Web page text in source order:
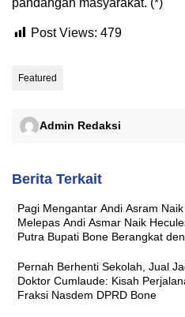
pandangan masyarakat. (*)
Post Views: 479
Featured
Admin Redaksi
Berita Terkait
Pagi Mengantar Andi Asram
Melepas Andi Asmar Naik
Putra Bupati Bone Berangkat
Pernah Berhenti Sekolah, Jual
Doktor Cumlaude: Kisah
Fraksi Nasdem DPRD Bone